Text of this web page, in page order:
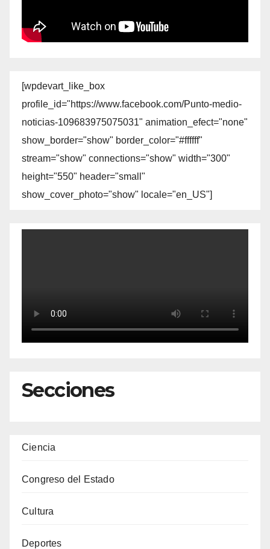
[wpdevart_like_box
profile_id="https://www.facebook.com/Punto-medio-
noticias-109683975075031" animation_efect="none"
show_border="show" border_color="#ffffff"
stream="show" connections="show" width="300"
height="550" header="small"
show_cover_photo="show" locale="en_US"]
Secciones
Ciencia
Congreso del Estado
Cultura
Deportes